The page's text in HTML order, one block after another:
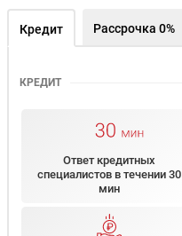
Кредит Рассрочка 0%
КРЕДИТ
Ответ кредитных
специалистов в течении 30
мин